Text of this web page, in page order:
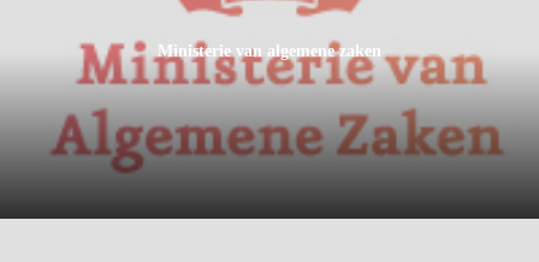
Ministerie van algemene zaken